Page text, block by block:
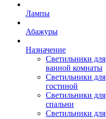
Лампы
Абажуры
Назначение
Светильники для
ванной комнаты
Светильники для
гостиной
Светильники для
спальни
Светильники для